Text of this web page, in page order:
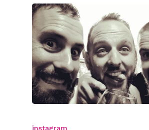
instagram